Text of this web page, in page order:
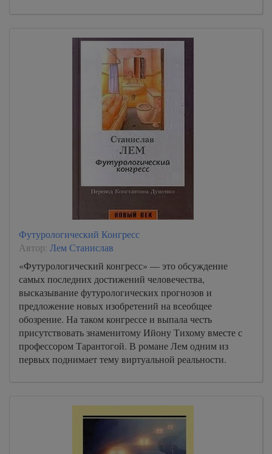
Футурологический Конгресс
Автор: Лем Станислав
«Футурологический конгресс» — это обсуждение
самых последних достижений человечества,
высказывание футурологических прогнозов и
предложение новых изобретений на всеобщее
обозрение. На таком конгрессе и выпала честь
присутствовать знаменитому Ийону Тихому вместе с
профессором Тарантогой. В романе Лем одним из
первых поднимает тему виртуальной реальности.